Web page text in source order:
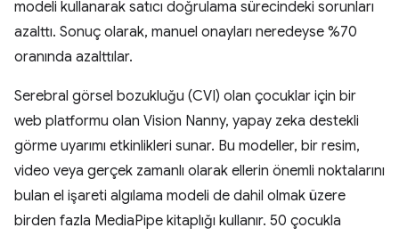
modeli kullanarak satıcı doğrulama sürecindeki sorunları
azalttı. Sonuç olarak, manuel onayları neredeyse %70
oranında azalttılar.
Serebral görsel bozukluğu (CVI) olan çocuklar için bir
web platformu olan Vision Nanny, yapay zeka destekli
görme uyarımı etkinlikleri sunar. Bu modeller, bir resim,
video veya gerçek zamanlı olarak ellerin önemli noktalarını
bulan el işareti algılama modeli de dahil olmak üzere
birden fazla MediaPipe kitaplığı kullanır. 50 çocukla